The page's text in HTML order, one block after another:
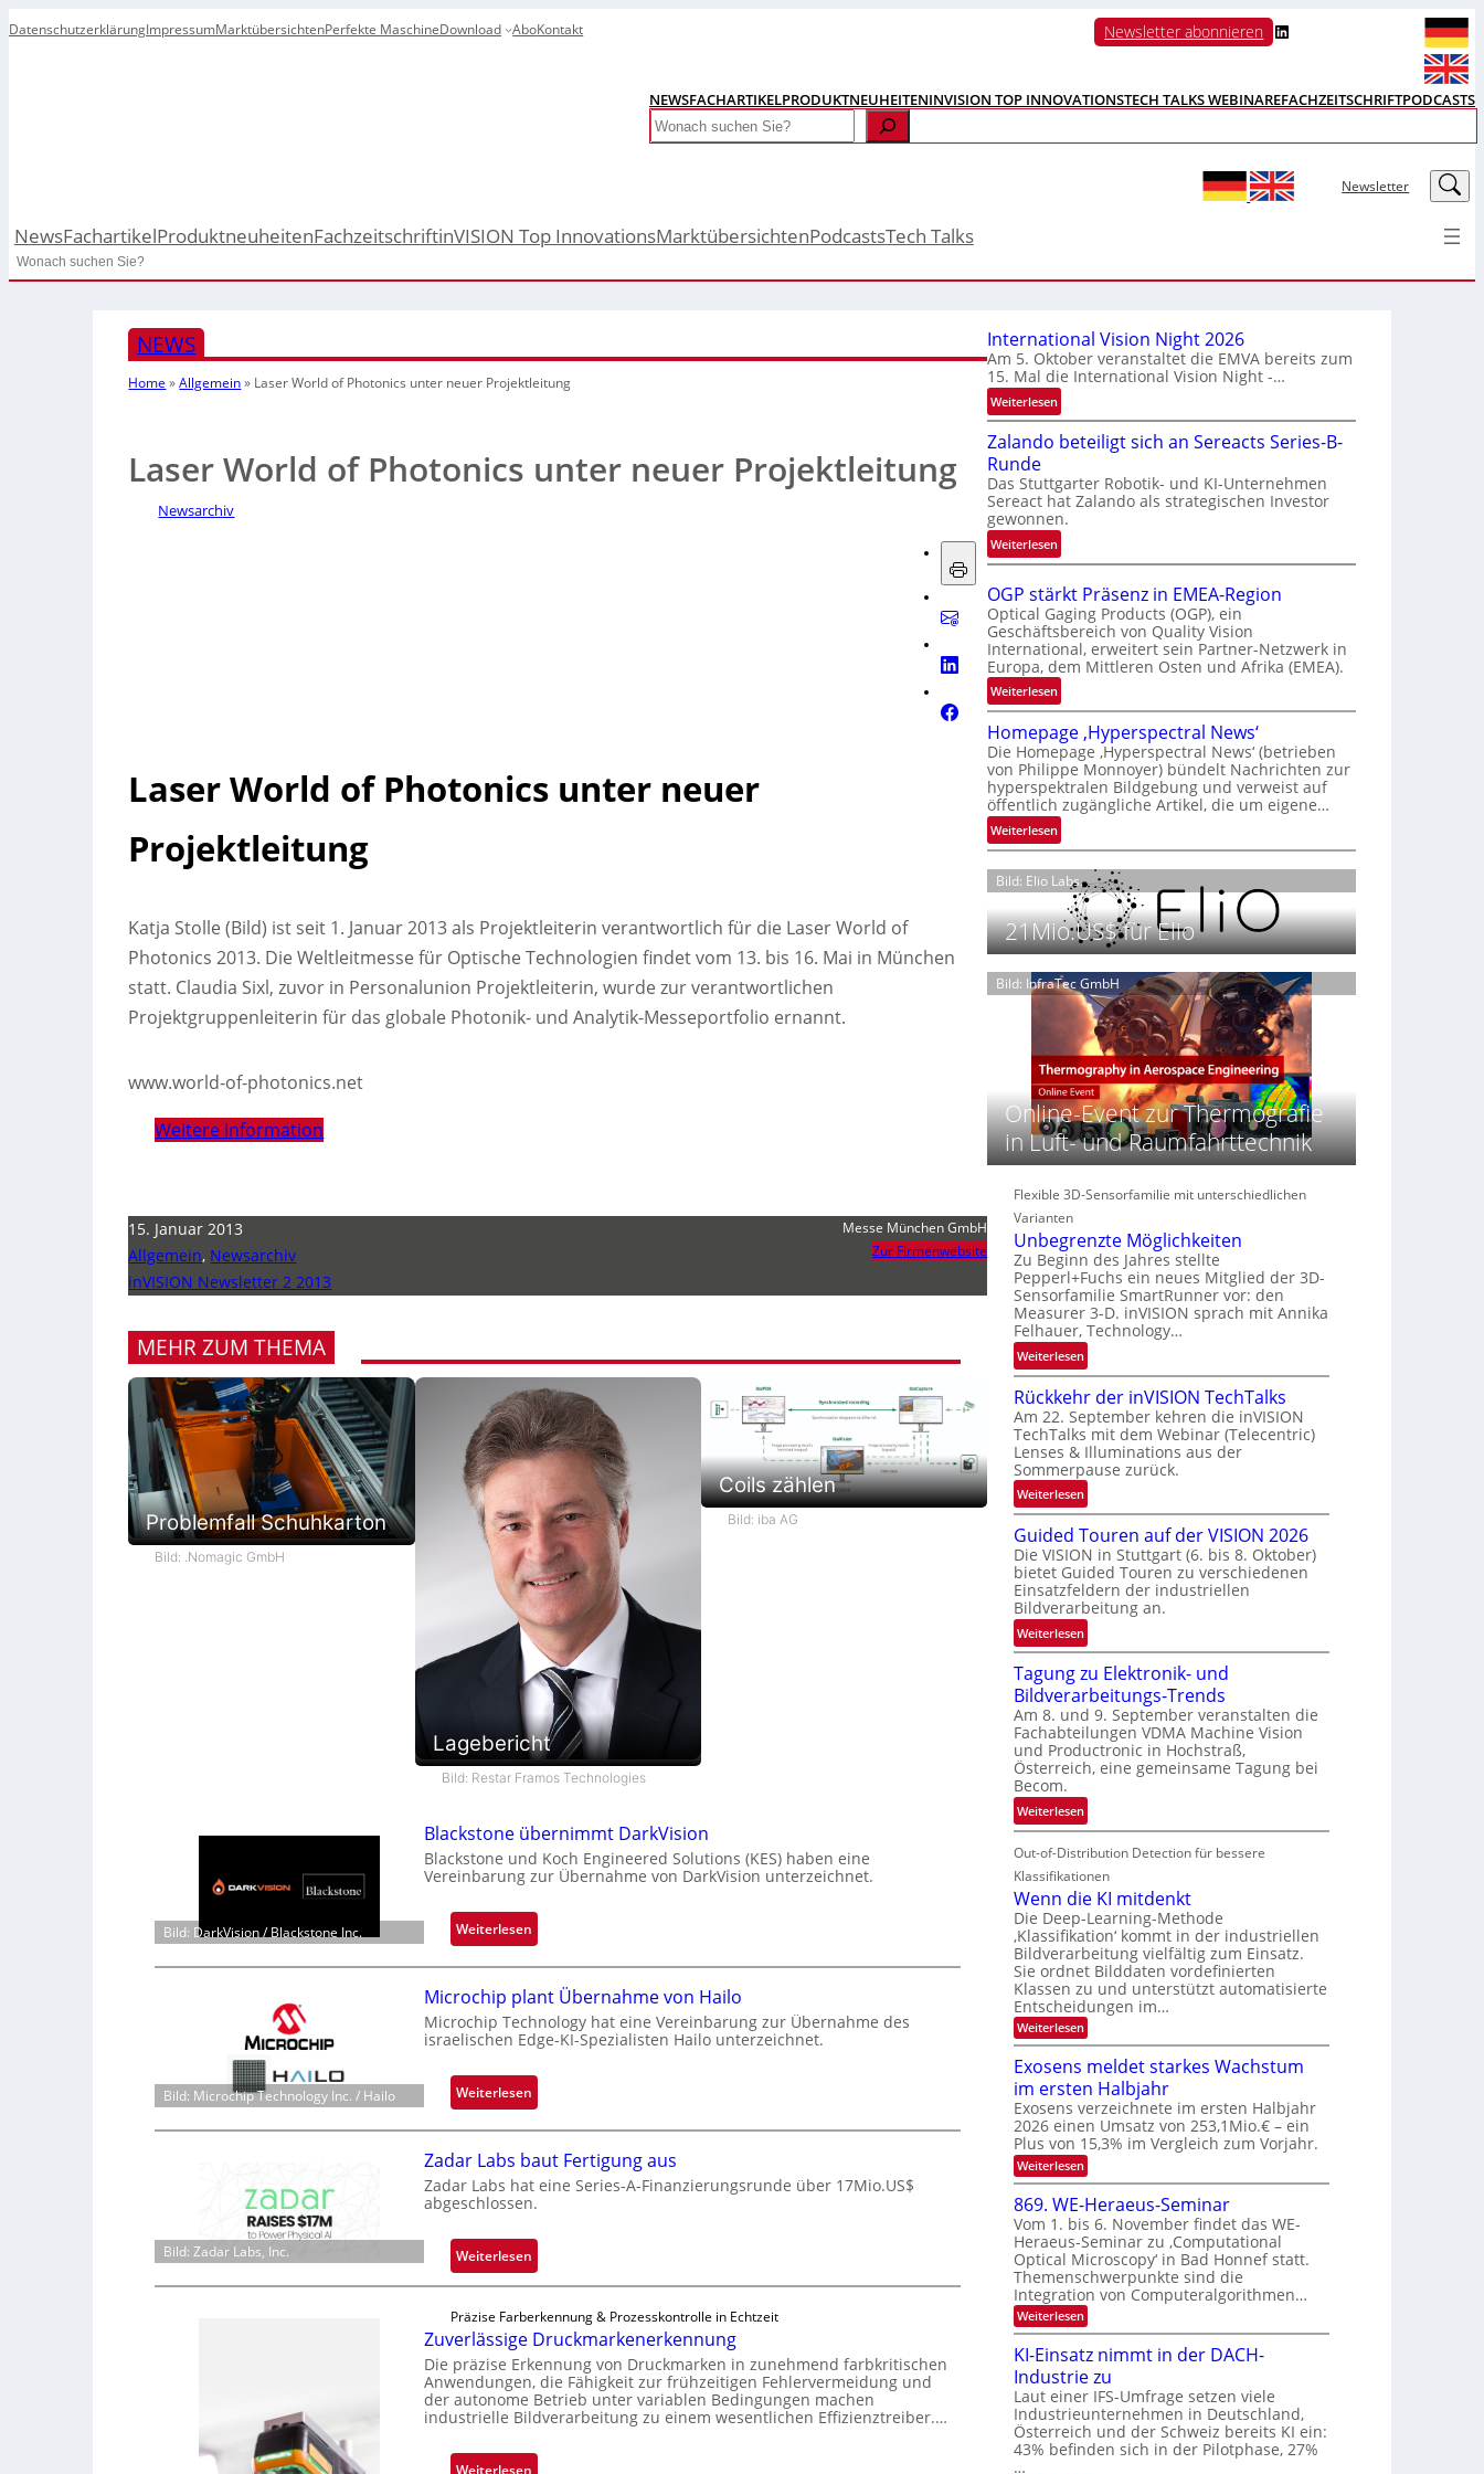
DatenschutzerklärungImpressumMarktübersichtenPerfekte MaschineDownload AboKontakt Newsletter abonnieren LinkedIn
NEWSFACHARTIKELPRODUKTNEUHEITENINVISION TOP INNOVATIONSTECH TALKS WEBINAREFACHZEITSCHRIFTPODCASTS
Search
Newsletter LinkedIn
NewsFachartikelProduktneuheitenFachzeitschriftinVISION Top InnovationsMarktübersichtenPodcastsTech Talks
Search
NEWS
Home »Allgemein» Laser World of Photonics unter neuer Projektleitung
Laser World of Photonics unter neuer Projektleitung
Newsarchiv
Laser World of Photonics unter neuer
Projektleitung
Katja Stolle (Bild) ist seit 1. Januar 2013 als Projektleiterin verantwortlich für die Laser World of
Photonics 2013. Die Weltleitmesse für Optische Technologien findet vom 13. bis 16. Mai in München
statt. Claudia Sixl, zuvor in Personalunion Projektleiterin, wurde zur verantwortlichen
Projektgruppenleiterin für das globale Photonik- und Analytik-Messeportfolio ernannt.
www.world-of-photonics.net
Weitere Information
15. Januar 2013
Allgemein, Newsarchiv
inVISION Newsletter 2 2013
Messe München GmbH
Zur Firmenwebsite
MEHR ZUM THEMA
Problemfall Schuhkarton
Bild: .Nomagic GmbH
Lagebericht
Bild: Restar Framos Technologies
Coils zählen
Bild: iba AG
Bild: DarkVision / Blackstone Inc.
Blackstone übernimmt DarkVision
Blackstone und Koch Engineered Solutions (KES) haben eine
Vereinbarung zur Übernahme von DarkVision unterzeichnet.
Weiterlesen:
B
l
a
c
k
t
o
n
e
ü
b
r
n
m
m
t
D
a
k
Bild: Microchip Technology Inc. / Hailo
Microchip plant Übernahme von Hailo
Microchip Technology hat eine Vereinbarung zur Übernahme des
israelischen Edge-KI-Spezialisten Hailo unterzeichnet.
Weiterlesen:
M
i
c
r
o
h
i
p
l
a
n
t
b
Bild: Zadar Labs, Inc.
Zadar Labs baut Fertigung aus
Zadar Labs hat eine Series-A-Finanzierungsrunde über 17Mio.US$
abgeschlossen.
Weiterlesen:
Z
d
a
r
L
a
Präzise Farberkennung & Prozesskontrolle in Echtzeit
Zuverlässige Druckmarkenerkennung
Die präzise Erkennung von Druckmarken in zunehmend farbkritischen
Anwendungen, die Fähigkeit zur frühzeitigen Fehlervermeidung und
der autonome Betrieb unter variablen Bedingungen machen
industrielle Bildverarbeitung zu einem wesentlichen Effizienztreiber.…
Weiterlesen:
International Vision Night 2026
Am 5. Oktober veranstaltet die EMVA bereits zum
15. Mal die International Vision Night -…
Weiterlesen:
I
n
e
r
n
a
t
i
o
n
a
l
V
i
s
i
o
n
N
i
h
2
0
6
Zalando beteiligt sich an Sereacts Series-B-
Runde
Das Stuttgarter Robotik- und KI-Unternehmen
Sereact hat Zalando als strategischen Investor
gewonnen.
Weiterlesen:
Z
a
l
a
n
d
o
b
e
t
e
i
l
i
t
i
c
a
r
e
a
c
t
S
e
r
i
e
s
-
B
-
R
u
n
d
e
OGP stärkt Präsenz in EMEA-Region
Optical Gaging Products (OGP), ein
Geschäftsbereich von Quality Vision
International, erweitert sein Partner-Netzwerk in
Europa, dem Mittleren Osten und Afrika (EMEA).
Weiterlesen:
O
G
P
s
t
ä
r
t
r
ä
e
n
E
M
E
A
R
e
g
i
o
n
Homepage ‚Hyperspectral News‘
Die Homepage ‚Hyperspectral News‘ (betrieben
von Philippe Monnoyer) bündelt Nachrichten zur
hyperspektralen Bildgebung und verweist auf
öffentlich zugängliche Artikel, die um eigene…
Weiterlesen:
H
o
m
e
p
a
g
e
y
p
e
r
s
p
t
r
a
l
N
e
w
s
‘
Bild: Elio Labs.
21Mio.US$ für Elio
Bild: InfraTec GmbH
Online-Event zur Thermografie
in Luft- und Raumfahrttechnik
Flexible 3D-Sensorfamilie mit unterschiedlichen
Varianten
Unbegrenzte Möglichkeiten
Zu Beginn des Jahres stellte
Pepperl+Fuchs ein neues Mitglied der 3D-
Sensorfamilie SmartRunner vor: den
Measurer 3-D. inVISION sprach mit Annika
Felhauer, Technology…
Weiterlesen:
U
n
b
e
g
r
e
z
t
e
M
g
l
i
c
h
k
e
i
t
e
n
Rückkehr der inVISION TechTalks
Am 22. September kehren die inVISION
TechTalks mit dem Webinar (Telecentric)
Lenses & Illuminations aus der
Sommerpause zurück.
Weiterlesen:
R
ü
c
k
k
e
h
d
e
r
i
n
I
S
I
O
N
T
e
c
h
T
a
l
k
Guided Touren auf der VISION 2026
Die VISION in Stuttgart (6. bis 8. Oktober)
bietet Guided Touren zu verschiedenen
Einsatzfeldern der industriellen
Bildverarbeitung an.
Weiterlesen:
G
u
i
d
e
d
T
o
u
e
n
a
u
f
d
e
r
V
I
S
I
O
N
2
0
2
6
Tagung zu Elektronik- und
Bildverarbeitungs-Trends
Am 8. und 9. September veranstalten die
Fachabteilungen VDMA Machine Vision
und Productronic in Hochstraß,
Österreich, eine gemeinsame Tagung bei
Becom.
Weiterlesen:
T
a
g
u
n
g
z
u
E
l
e
k
t
r
o
n
i
k
-
u
n
d
B
i
l
d
v
e
r
a
r
Out-of-Distribution Detection für bessere
Klassifikationen
Wenn die KI mitdenkt
Die Deep-Learning-Methode
‚Klassifikation‘ kommt in der industriellen
Bildverarbeitung vielfältig zum Einsatz.
Sie ordnet Bilddaten vordefinierten
Klassen zu und unterstützt automatisierte
Entscheidungen im…
Weiterlesen:
W
n
n
d
i
e
K
I
m
i
t
d
e
n
k
t
Exosens meldet starkes Wachstum
im ersten Halbjahr
Exosens verzeichnete im ersten Halbjahr
2026 einen Umsatz von 253,1Mio.€ – ein
Plus von 15,3% im Vergleich zum Vorjahr.
Weiterlesen:
E
x
o
s
e
n
s
m
e
l
d
e
t
s
t
a
r
k
e
869. WE-Heraeus-Seminar
Vom 1. bis 6. November findet das WE-
Heraeus-Seminar zu ‚Computational
Optical Microscopy‘ in Bad Honnef statt.
Themenschwerpunkte sind die
Integration von Computeralgorithmen…
Weiterlesen:
8
9
.
W
E
-
H
e
KI-Einsatz nimmt in der DACH-
Industrie zu
Laut einer IFS-Umfrage setzen viele
Industrieunternehmen in Deutschland,
Österreich und der Schweiz bereits KI ein:
43% befinden sich in der Pilotphase, 27%
…